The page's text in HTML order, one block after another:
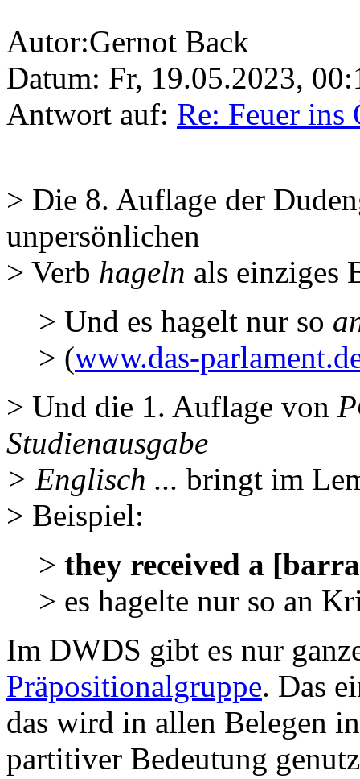
Autor:Gernot Back
Datum: Fr, 19.05.2023,
Antwort auf: Re: Feuer ins
> Die 8. Auflage der
unpersönlichen
> Verb hageln als einziges
> Und es hagelt nur so
> (www.das-
> Und die 1. Auflage von
Studienausgabe
> Englisch ... bringt im
> Beispiel:
> they received a
> es hagelte nur so an
Im DWDS gibt es nur
Präpositionalgruppe. Das
das wird in allen Belegen
partitiver Bedeutung